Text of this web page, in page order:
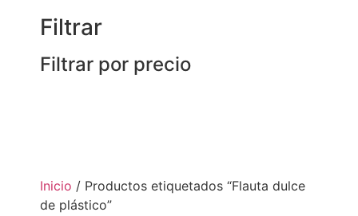
Filtrar
Filtrar por precio
Inicio / Productos etiquetados “Flauta dulce
de plástico”